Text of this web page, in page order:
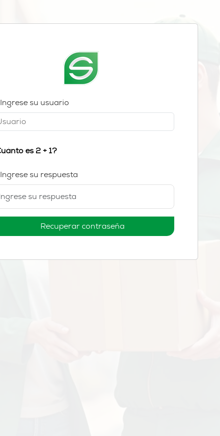
Ingrese su usuario
Ingrese su respuesta